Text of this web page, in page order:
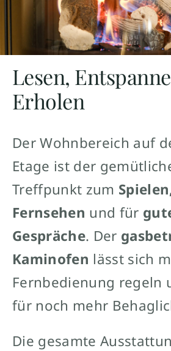
Lesen,
Erholen
Der Wohnbereich auf
Etage ist der
Treffpunkt zum
Fernsehen und für
Gespräche. Der
Kaminofen lässt sich
Fernbedienung regeln
für noch mehr
Die gesamte